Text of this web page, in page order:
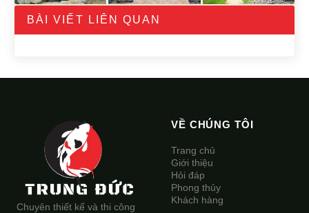
BÀI VIẾT LIÊN QUAN
Chuyên thiết kế và thi công
VỀ CHÚNG TÔI
Trang chủ
Giới thiệu
Hỏi đáp
Phong thủy
Khách hàng